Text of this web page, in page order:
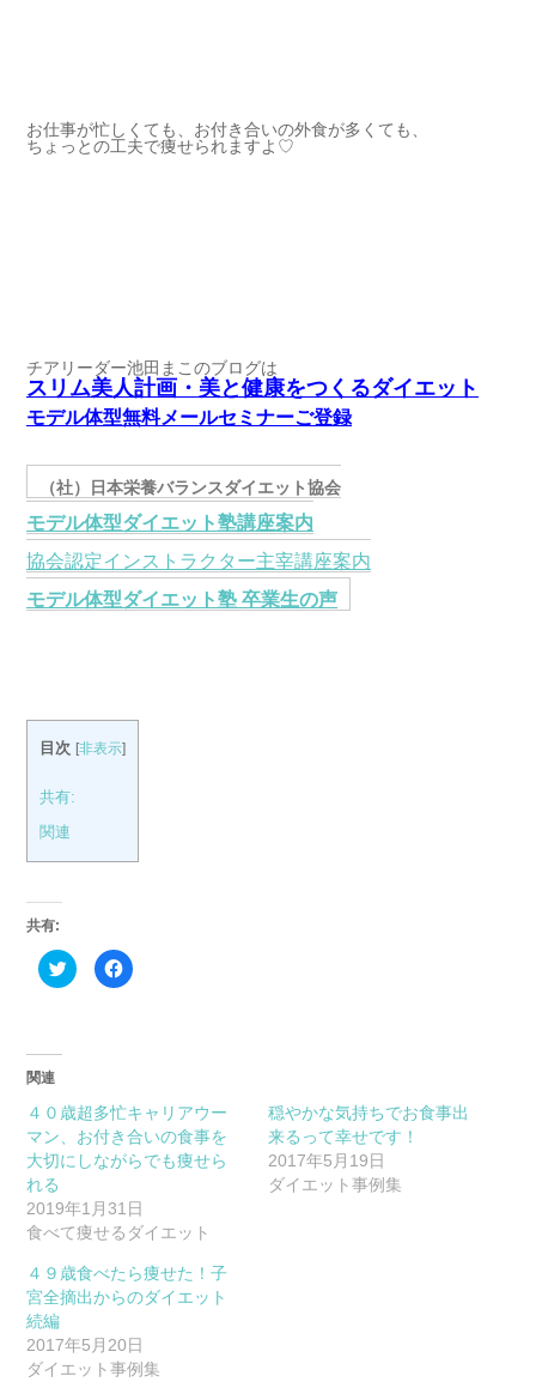
お仕事が忙しくても、お付き合いの外食が多くても、
ちょっとの工夫で痩せられますよ♡
チアリーダー池田まこのブログは
スリム美人計画・美と健康をつくるダイエット
モデル体型無料メールセミナーご登録
（社）日本栄養バランスダイエット協会
モデル体型ダイエット塾講座案内
協会認定インストラクター主宰講座案内
モデル体型ダイエット塾 卒業生の声
目次 [非表示]
共有:
関連
共有:
ク
リ
(新
し
い
ウ
ィ
ウ
で
開
ま
す)
Facebook
で
ッ
ク
し
て
く
い
(新
し
ウ
ィ
ン
ド
で
開
き
ま
関連
４０歳超多忙キャリアウー
マン、お付き合いの食事を
大切にしながらでも痩せら
れる
2019年1月31日
食べて痩せるダイエット
穏やかな気持ちでお食事出
来るって幸せです！
2017年5月19日
ダイエット事例集
４９歳食べたら痩せた！子
宮全摘出からのダイエット
続編
2017年5月20日
ダイエット事例集